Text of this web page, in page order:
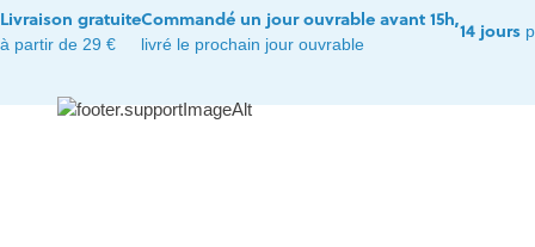
Livraison gratuite
à partir de 29 €
Commandé un jour ouvrable avant 15h,
livré le prochain jour ouvrable
14 jours